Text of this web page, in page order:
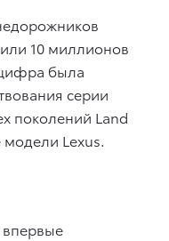
10 миллионов
была
серии
поколений Land
Lexus.